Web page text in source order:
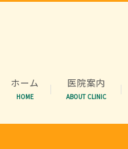
ホーム
HOME
医院案内
ABOUT CLINIC